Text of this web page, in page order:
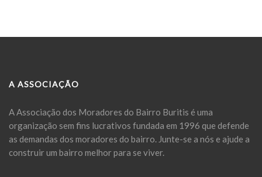
A ASSOCIAÇÃO
A Associação dos Moradores do Bairro Buritis é uma
organização sem fins lucrativos fundada em 1996 que defende
as demandas dos moradores do bairro. Junte-se a nós e ajude a
construir um bairro melhor para se viver.